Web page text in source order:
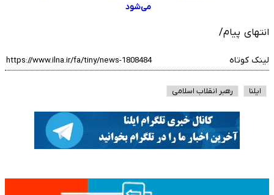
می‌شود
انتهای پیام/
لینک کوتاه
ایلنا رهبر انقلاب اسلامی